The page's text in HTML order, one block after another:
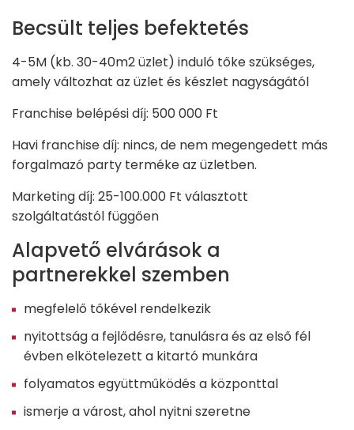
Becsült teljes befektetés
4-5M (kb. 30-40m2 üzlet) induló tőke szükséges,
amely változhat az üzlet és készlet nagyságától
Franchise belépési díj: 500 000 Ft
Havi franchise díj: nincs, de nem megengedett más
forgalmazó party terméke az üzletben.
Marketing díj: 25-100.000 Ft választott
szolgáltatástól függően
Alapvető elvárások a
partnerekkel szemben
megfelelő tőkével rendelkezik
nyitottság a fejlődésre, tanulásra és az első fél
évben elkötelezett a kitartó munkára
folyamatos együttműködés a központtal
ismerje a várost, ahol nyitni szeretne